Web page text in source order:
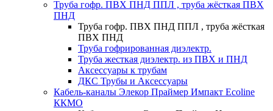
Труба гофр. ПВХ ПНД ППЛ , труба жёсткая ПВХ
ПНД
Труба гофр. ПВХ ПНД ППЛ , труба жёсткая
ПВХ ПНД
Труба гофрированная диэлектр.
Труба жесткая диэлектр. из ПВХ и ПНД
Аксессуары к трубам
ДКС Трубы и Аксессуары
Кабель-каналы Элекор Праймер Импакт Ecoline
ККМО